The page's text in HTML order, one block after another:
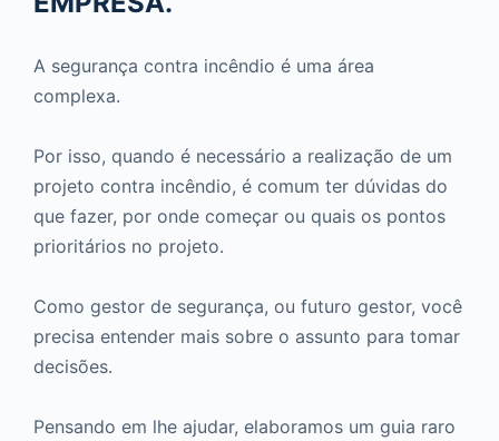
A segurança contra incêndio é uma área
complexa.
Por isso, quando é necessário a realização de um
projeto contra incêndio, é comum ter dúvidas do
que fazer, por onde começar ou quais os pontos
prioritários no projeto.
Como gestor de segurança, ou futuro gestor, você
precisa entender mais sobre o assunto para tomar
decisões.
Pensando em lhe ajudar, elaboramos um guia raro